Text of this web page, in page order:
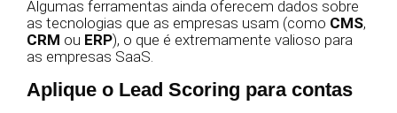
Algumas ferramentas ainda oferecem dados sobre
as tecnologias que as empresas usam (como CMS,
CRM ou ERP), o que é extremamente valioso para
as empresas SaaS.
Aplique o Lead Scoring para contas